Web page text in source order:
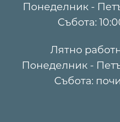
Понеделник -
Събота:
Лятно
Понеделник -
Събота: